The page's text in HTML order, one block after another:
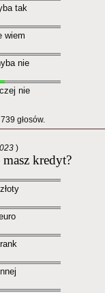
tak
wiem
nie
nie
głosów.
)
kredyt?